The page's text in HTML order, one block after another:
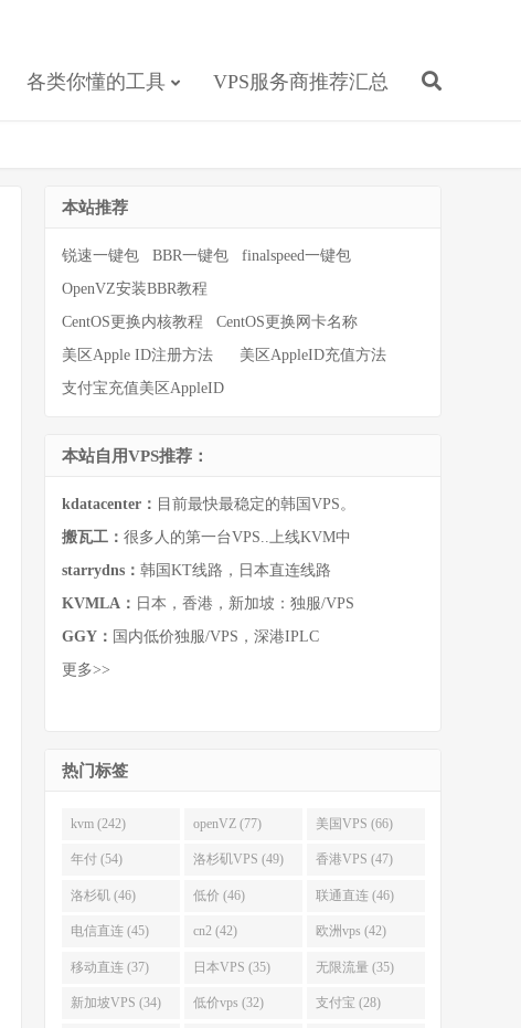
各类你懂的工具 VPS服务商推荐汇总
本站推荐
锐速一键包 BBR一键包
finalspeed一键包
OpenVZ安装BBR教程
CentOS更换内核教程
CentOS更换网卡名称
美区Apple ID注册方法
美区AppleID充值方法
支付宝充值美区AppleID
本站自用VPS推荐：
kdatacenter： 目前最快最稳定的韩国VPS。
搬瓦工： 很多人的第一台VPS..上线KVM中
starrydns： 韩国KT线路，日本直连线路
KVMLA： 日本，香港，新加坡：独服/VPS
GGY： 国内低价独服/VPS，深港IPLC
更多>>
热门标签
kvm (242) openVZ (77) 美国VPS (66)
年付 (54) 洛杉矶VPS (49) 香港VPS (47)
洛杉矶 (46) 低价 (46) 联通直连 (46)
电信直连 (45) cn2 (42) 欧洲vps (42)
移动直连 (37) 日本VPS (35) 无限流量 (35)
新加坡VPS (34) 低价vps (32) 支付宝 (28)